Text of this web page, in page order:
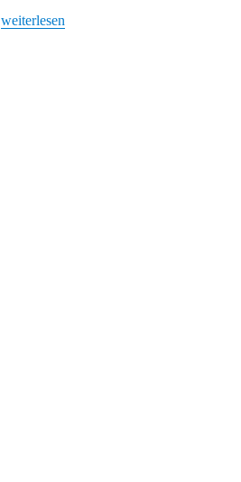
„Eine Strategie des Leugnens“
weiterlesen